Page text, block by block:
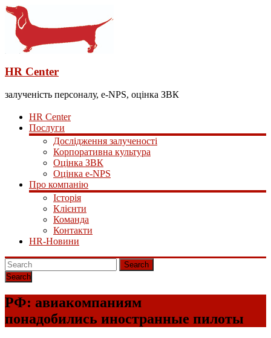
HR Center
залученість персоналу, e-NPS, оцінка ЗВК
HR Center
Послуги
Дослідження залученості
Корпоративна культура
Оцінка ЗВК
Оцінка e-NPS
Про компанію
Історія
Клієнти
Команда
Контакти
HR-Новини
Search
РФ: авиакомпаниям
понадобились иностранные пилоты